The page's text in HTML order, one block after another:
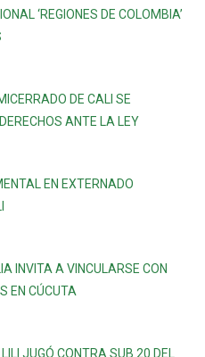
‘REGIONES DE COLOMBIA’
DE CALI SE
ANTE LA LEY
EN EXTERNADO
INVITA A VINCULARSE CON
EN CÚCUTA
JUGÓ CONTRA SUB 20 DEL